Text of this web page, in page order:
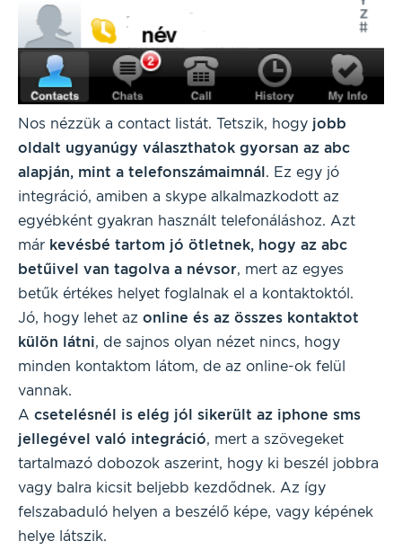
Nos nézzük a contact listát. Tetszik, hogy jobb
oldalt ugyanúgy választhatok gyorsan az abc
alapján, mint a telefonszámaimnál. Ez egy jó
integráció, amiben a skype alkalmazkodott az
egyébként gyakran használt telefonáláshoz. Azt
már kevésbé tartom jó ötletnek, hogy az abc
betűivel van tagolva a névsor, mert az egyes
betűk értékes helyet foglalnak el a kontaktoktól.
Jó, hogy lehet az online és az összes kontaktot
külön látni, de sajnos olyan nézet nincs, hogy
minden kontaktom látom, de az online-ok felül
vannak.
A csetelésnél is elég jól sikerült az iphone sms
jellegével való integráció, mert a szövegeket
tartalmazó dobozok aszerint, hogy ki beszél jobbra
vagy balra kicsit beljebb kezdődnek. Az így
felszabaduló helyen a beszélő képe, vagy képének
helye látszik.